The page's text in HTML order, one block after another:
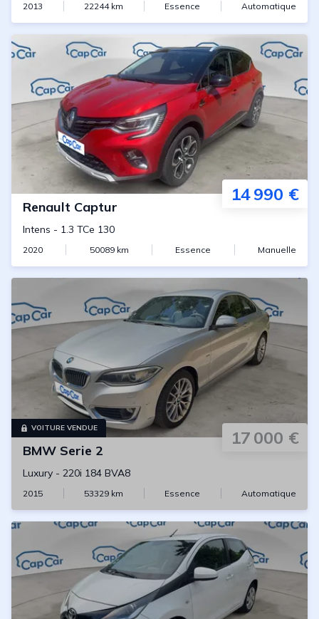
2013 22244km Essence Automatique
14 990 €
Renault Captur
Intens - 1.3 TCe 130
2020 50089km Essence Manuelle
VOITURE VENDUE 17 000 €
BMW Serie 2
Luxury - 220i 184 BVA8
2015 53329 km Essence Automatique